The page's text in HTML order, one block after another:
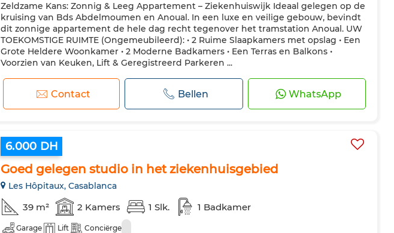
Zeldzame Kans: Zonnig & Leeg Appartement – Ziekenhuiswijk Ideaal gelegen op de
kruising van Bds Abdelmoumen en Anoual. In een luxe en veilige gebouw, bevindt
dit zonnige appartement de hele dag recht tegenover het tramstation Anoual. UW
TOEKOMSTIGE RUIMTE (Ongemeubileerd): • 2 Ruime Slaapkamers met opslag • Een
Grote Heldere Woonkamer • 2 Moderne Badkamers • Een Terras en Balkons •
Voorzien van Keuken, Lift & Geregistreerd Parkeren ...
Contact Bellen WhatsApp
6.000 DH
Goed gelegen studio in het ziekenhuisgebied
Les Hôpitaux, Casablanca
39 m² 2 Kamers 1 Slk. 1 Badkamer
Garage Lift Conciërge